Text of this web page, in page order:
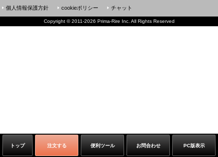
トップ 注文する 便利ツール お問合わせ PC版表示
個人情報保護方針
cookieポリシー チャット
Copyright ©2011-2026 Prima-Rire Inc. All Rights Reserved